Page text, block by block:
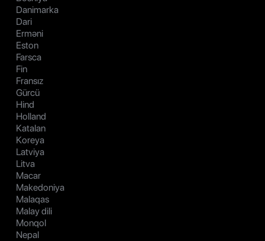
Danimarka
Dari
Erməni
Eston
Farsca
Fin
Fransız
Gürcü
Hind
Holland
Katalan
Koreya
Latviya
Litva
Macar
Makedoniya
Malaqas
Malay dili
Monqol
Nepal